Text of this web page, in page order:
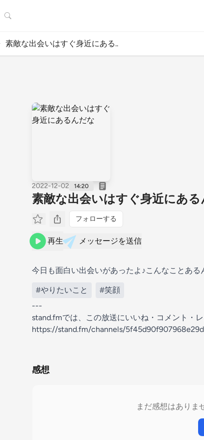
検索
素敵な出会いはすぐ身近にある..
2022-12-02 14:20
素敵な出会いはすぐ身近にある
フォローする
再生 メッセージを送信
今日も面白い出会いがあったよ♪こんなことある
#やりたいこと
#笑顔
---
stand.fmでは、この放送にいいね・コメント・レ
https://stand.fm/channels/
感想
まだ感想はありま